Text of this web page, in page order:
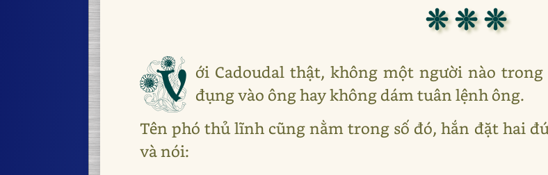
❊ ❊ ❊
V ới Cadoudal thật, không một người nào
đụng vào ông hay không dám tuân lệnh ông.
Tên phó thủ lĩnh cũng nằm trong số đó, hắn đặt hai
và nói: